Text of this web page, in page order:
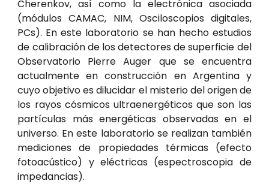
Cherenkov, así como la electrónica asociada
(módulos CAMAC, NIM, Osciloscopios digitales,
PCs). En este laboratorio se han hecho estudios
de calibración de los detectores de superficie del
Observatorio Pierre Auger que se encuentra
actualmente en construcción en Argentina y
cuyo objetivo es dilucidar el misterio del origen de
los rayos cósmicos ultraenergéticos que son las
partículas más energéticas observadas en el
universo. En este laboratorio se realizan también
mediciones de propiedades térmicas (efecto
fotoacústico) y eléctricas (espectroscopia de
impedancias).